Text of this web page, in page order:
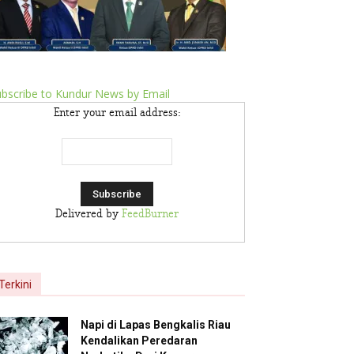
to Kundur News by Email
Enter your email address:
Delivered by FeedBurner
Napi di Lapas Bengkalis Riau
Kendalikan Peredaran